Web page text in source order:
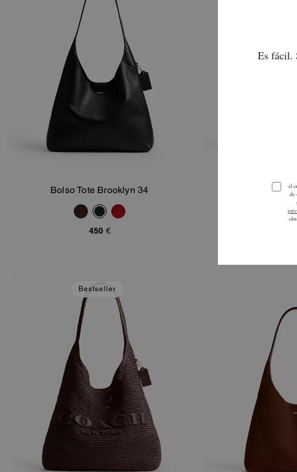
Añadir A La Cesta
Bolso Tote Brooklyn 34
450 €
Añadir
Bolso
Bestseller